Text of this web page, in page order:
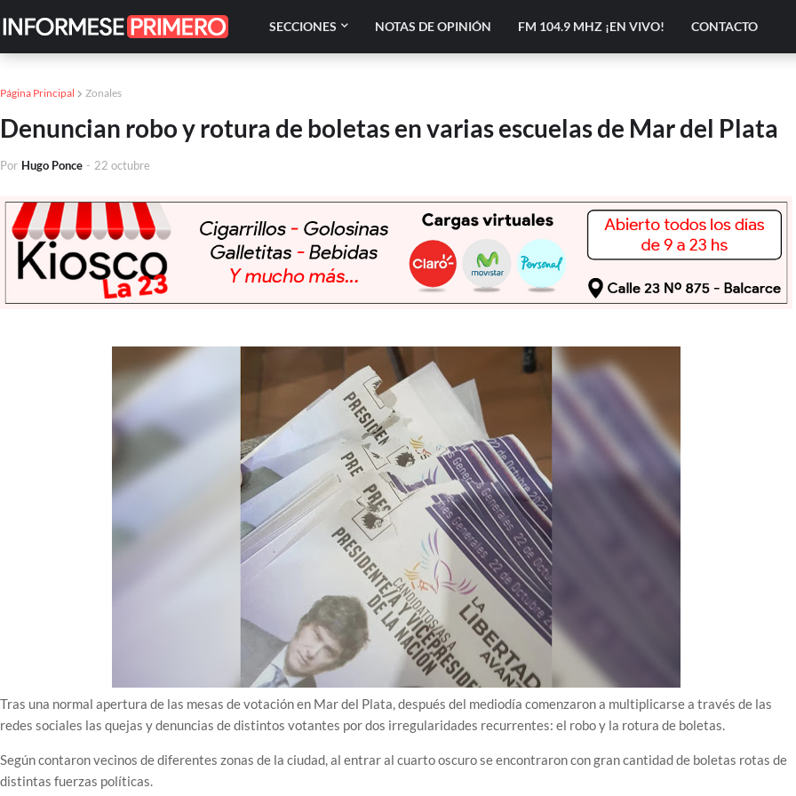
SECCIONES NOTAS DE OPINIÓN FM 104.9 MHZ ¡EN VIVO! CONTACTO
Página Principal Zonales
Denuncian robo y rotura de boletas en varias escuelas de Mar del Plata
Por Hugo Ponce - 22 octubre
Tras una normal apertura de las mesas de votación en Mar del Plata, después del mediodía comenzaron a multiplicarse a través de las
redes sociales las quejas y denuncias de distintos votantes por dos irregularidades recurrentes: el robo y la rotura de boletas.
Según contaron vecinos de diferentes zonas de la ciudad, al entrar al cuarto oscuro se encontraron con gran cantidad de boletas rotas de
distintas fuerzas políticas.